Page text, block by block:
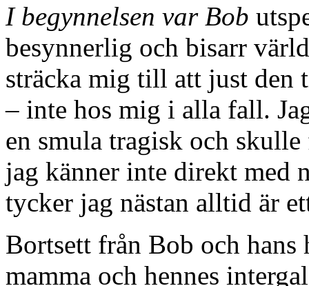
I begynnelsen var Bob
besynnerlig och bisarr
sträcka mig till att just den
– inte hos mig i alla fall.
en smula tragisk och
jag känner inte direkt med
tycker jag nästan alltid är
Bortsett från Bob och hans
mamma och hennes